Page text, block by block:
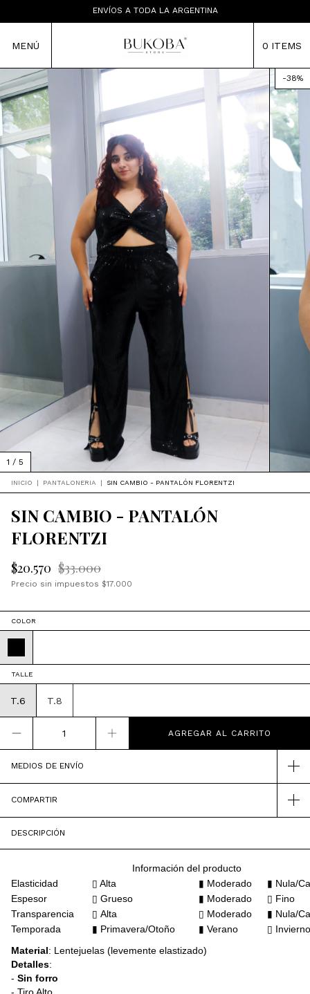
ENVÍOS A TODA LA ARGENTINA
MENÚ 0 ITEMS
-38%
1 / 5
INICIO | PANTALONERIA | SIN CAMBIO - PANTALÓN FLORENTZI
SIN CAMBIO - PANTALÓN
FLORENTZI
$20.570 $33.000
Precio sin impuestos $17.000
COLOR
TALLE
T.6 T.8
MEDIOS DE ENVÍO
COMPARTIR
DESCRIPCIÓN
Información del producto
Elasticidad
▯ Alta ▮ Moderado
▮ Nula/
Espesor
▯ Grueso ▮ Moderado
▯ Fino
Transparencia
▯ Alta ▯ Moderado
▮ Nula/
Temporada
▮ Primavera/Otoño ▮ Verano
▯ Invierno
Material: Lentejuelas (levemente elastizado)
Detalles:
- Sin forro